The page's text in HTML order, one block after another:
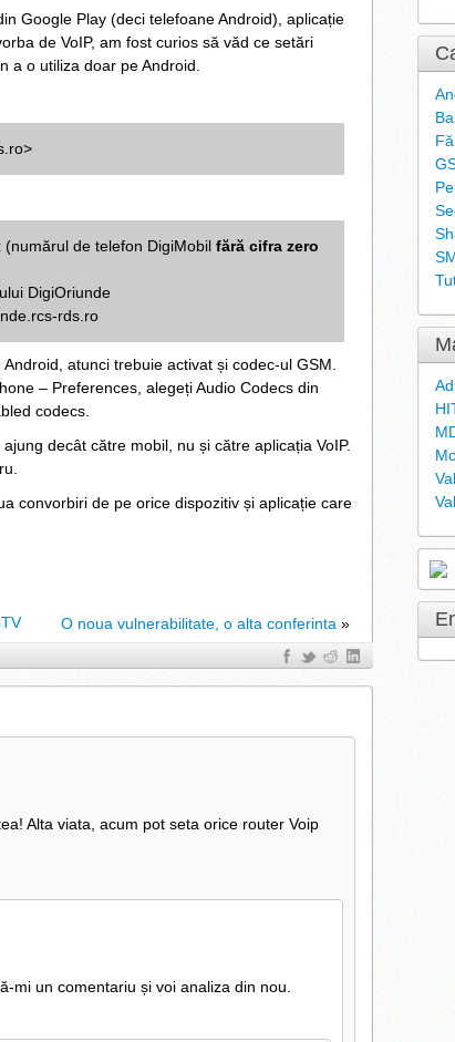
Google Play (deci telefoane Android), aplicație
de VoIP, am fost curios să văd ce setări
a o utiliza doar pe Android.
(numărul de telefon DigiMobil fără cifra zero
DigiOriunde
rds.ro
atunci trebuie activat și codec-ul GSM.
– Preferences, alegeți Audio Codecs din
codecs.
decât către mobil, nu și către aplicația VoIP.
convorbiri de pe orice dispozitiv și aplicație care
O noua vulnerabilitate, o alta conferinta »
Alta viata, acum pot seta orice router Voip
mi un comentariu și voi analiza din nou.